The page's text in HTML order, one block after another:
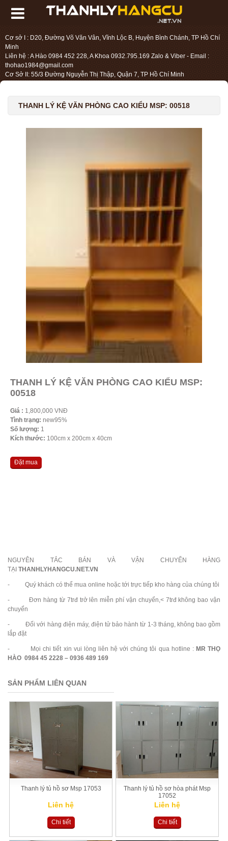
Cơ sở I : D20, Đường Võ Văn Vân, Vĩnh Lộc B, Huyện Bình Chánh, TP Hồ Chí
Minh
Liên hệ : A Hào 0984 452 228, A Khoa 0932.795.169 Zalo & Viber - Email :
thohao1984@gmail.com
Cơ Sở II: 55/3 Đường Nguyễn Thị Thập, Quận 7, TP Hồ Chí Minh
THANH LÝ KỆ VĂN PHÒNG CAO KIỂU MSP: 00518
THANH LÝ KỆ VĂN PHÒNG CAO KIỂU MSP:
00518
Giá : 1,800,000 VNĐ
Tình trạng: new95%
Số lượng: 1
Kích thước: 100cm x 200cm x 40cm
Đặt mua
NGUYÊN TẮC BÁN VÀ VẬN CHUYỂN HÀNG
TẠI THANHLYHANGCU.NET.VN
- Quý khách có thể mua online hoặc tới trực tiếp kho hàng của chúng tôi
- Đơn hàng từ 7trđ trở lên miễn phí vận chuyển,< 7trđ không bao vận
chuyển
- Đối với hàng điện máy, điện tử bảo hành từ 1-3 tháng, không bao gồm
lắp đặt
- Mọi chi tiết xin vui lòng liên hệ với chúng tôi qua hotline : MR THỌ
HÀO 0984 45 2228 – 0936 489 169
SẢN PHẨM LIÊN QUAN
Thanh lý tủ hồ sơ Msp 17053
Liên hệ
Chi tiết
Thanh lý tủ hồ sơ hòa phát Msp
17052
Liên hệ
Chi tiết